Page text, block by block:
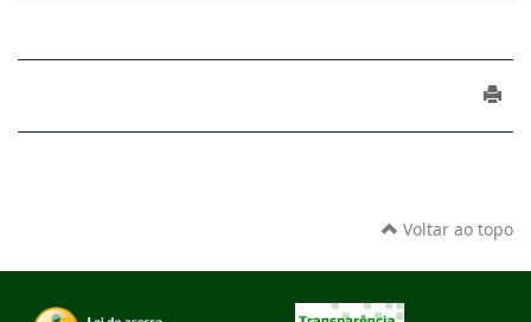
Voltar ao topo